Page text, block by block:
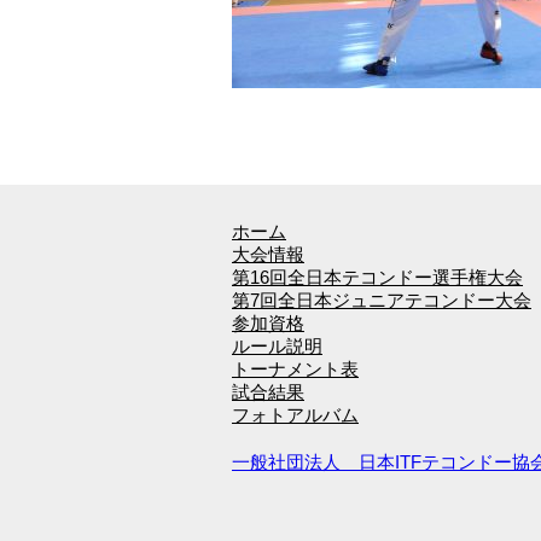
ホーム
大会情報
第16回全日本テコンドー選手権大会
第7回全日本ジュニアテコンドー大会
参加資格
ルール説明
トーナメント表
試合結果
フォトアルバム
一般社団法人 日本ITFテコンドー協